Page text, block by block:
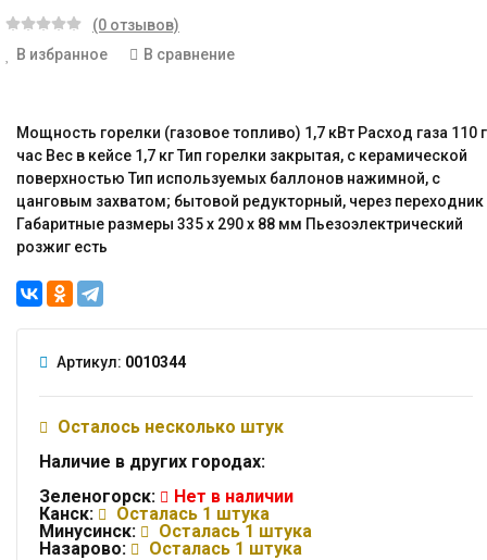
(0 отзывов)
В избранное
В сравнение
Мощность горелки (газовое топливо) 1,7 кВт Расход газа 110
час Вес в кейсе 1,7 кг Тип горелки закрытая, с керамической
поверхностью Тип используемых баллонов нажимной, с
цанговым захватом; бытовой редукторный, через переходник
Габаритные размеры 335 х 290 х 88 мм Пьезоэлектрический
розжиг есть
Артикул: 0010344
Осталось несколько штук
Наличие в других городах:
Зеленогорск:
Нет в наличии
Канск:
Осталась 1 штука
Минусинск:
Осталась 1 штука
Назарово:
Осталась 1 штука